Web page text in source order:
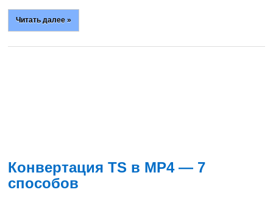
Читать далее »
Конвертация TS в MP4 — 7
способов